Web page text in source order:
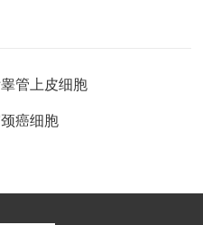
管上皮细胞
癌细胞